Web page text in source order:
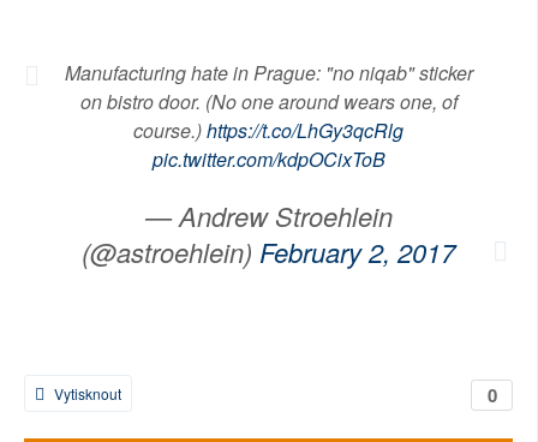
Manufacturing hate in Prague: "no niqab" sticker
on bistro door. (No one around wears one, of
course.)https://t.co/LhGy3qcRlg
pic.twitter.com/kdpOCixToB
— Andrew Stroehlein
(@astroehlein) February 2, 2017
0
Vytisknout